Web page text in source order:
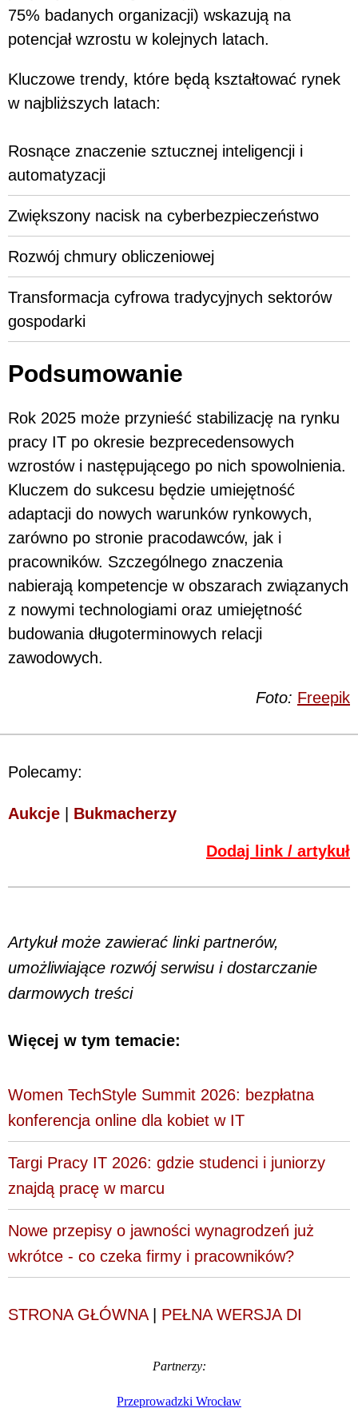
75% badanych organizacji) wskazują na
potencjał wzrostu w kolejnych latach.
Kluczowe trendy, które będą kształtować rynek
w najbliższych latach:
Rosnące znaczenie sztucznej inteligencji i
automatyzacji
Zwiększony nacisk na cyberbezpieczeństwo
Rozwój chmury obliczeniowej
Transformacja cyfrowa tradycyjnych sektorów
gospodarki
Podsumowanie
Rok 2025 może przynieść stabilizację na rynku
pracy IT po okresie bezprecedensowych
wzrostów i następującego po nich spowolnienia.
Kluczem do sukcesu będzie umiejętność
adaptacji do nowych warunków rynkowych,
zarówno po stronie pracodawców, jak i
pracowników. Szczególnego znaczenia
nabierają kompetencje w obszarach związanych
z nowymi technologiami oraz umiejętność
budowania długoterminowych relacji
zawodowych.
Foto: Freepik
Polecamy:
Aukcje Bukmacherzy
Dodaj link / artykuł
Artykuł może zawierać linki partnerów,
umożliwiające rozwój serwisu i dostarczanie
darmowych treści
Więcej w tym temacie:
Women TechStyle Summit 2026: bezpłatna
konferencja online dla kobiet w IT
Targi Pracy IT 2026: gdzie studenci i juniorzy
znajdą pracę w marcu
Nowe przepisy o jawności wynagrodzeń już
wkrótce - co czeka firmy i pracowników?
STRONA GŁÓWNA| PEŁNA WERSJA DI
Partnerzy:
Przeprowadzki Wrocław